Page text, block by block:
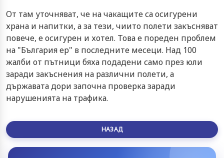
От там уточняват, че на чакащите са осигурени
храна и напитки, а за тези, чиито полети закъсняват
повече, е осигурен и хотел. Това е пореден проблем
на "България ер" в последните месеци. Над 100
жалби от пътници бяха подадени само през юли
заради закъснения на различни полети, а
държавата дори започна проверка заради
нарушенията на трафика.
НАЗАД